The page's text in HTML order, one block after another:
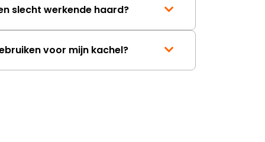
zelfs ook geen minimale
gevoel) in de behoorlijk extra
kosten die ik heb moeten
maken. Jammer dat
verantwoording niet
slecht werkende haard?
voor mijn kachel?